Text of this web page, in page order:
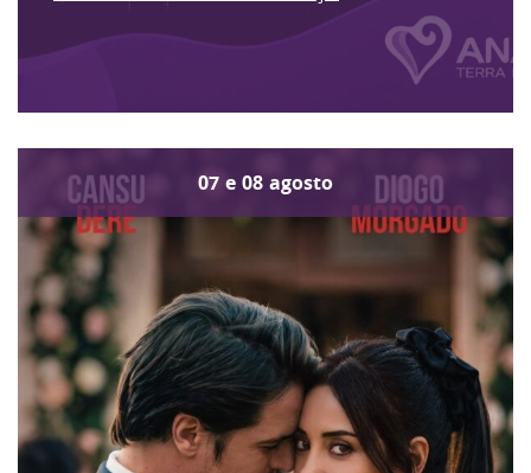
07 e 08 agosto